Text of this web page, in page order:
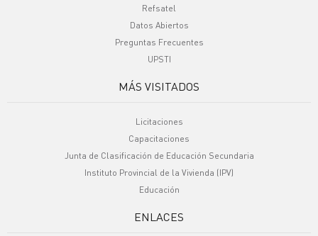
Refsatel
Datos Abiertos
Preguntas Frecuentes
UPSTI
MÁS VISITADOS
Licitaciones
Capacitaciones
Junta de Clasificación de Educación Secundaria
Instituto Provincial de la Vivienda (IPV)
Educación
ENLACES